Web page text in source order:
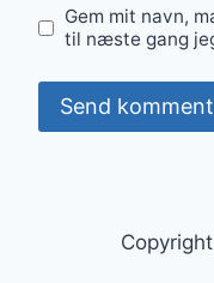
Gem mit navn,
til næste gang